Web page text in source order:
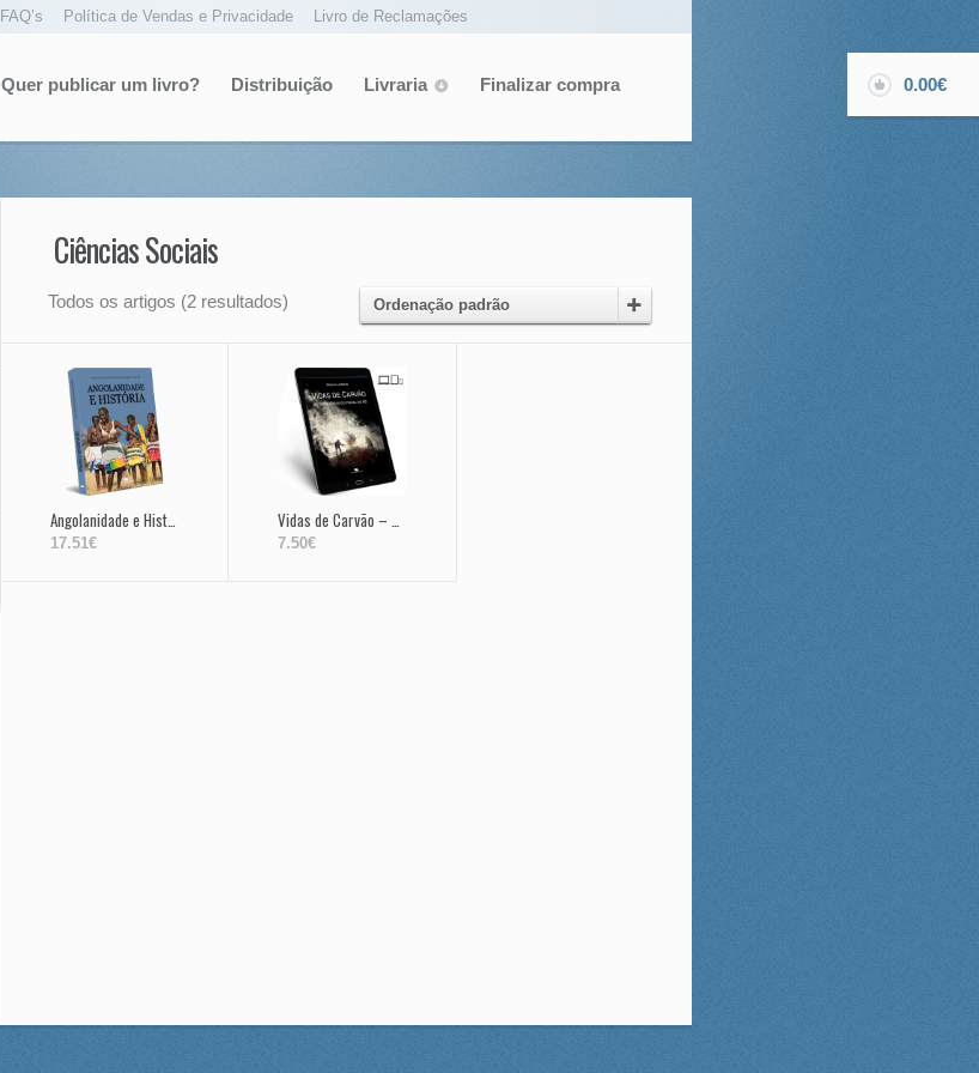
FAQ’s Política de Vendas e Privacidade Livro de Reclamações
0.00€
Quer publicar um livro? Distribuição Livraria Finalizar compra
Ciências Sociais
Todos os artigos (2 resultados) Ordenação padrão
Angolanidade e História
17.51€
Vidas de Carvão – As Carvoeiras do Pinhal do Rei
7.50€